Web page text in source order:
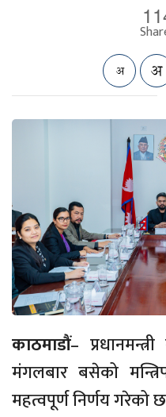
काठमाडौं–
मंगलबार बसेको
महत्वपूर्ण निर्णय गरेको